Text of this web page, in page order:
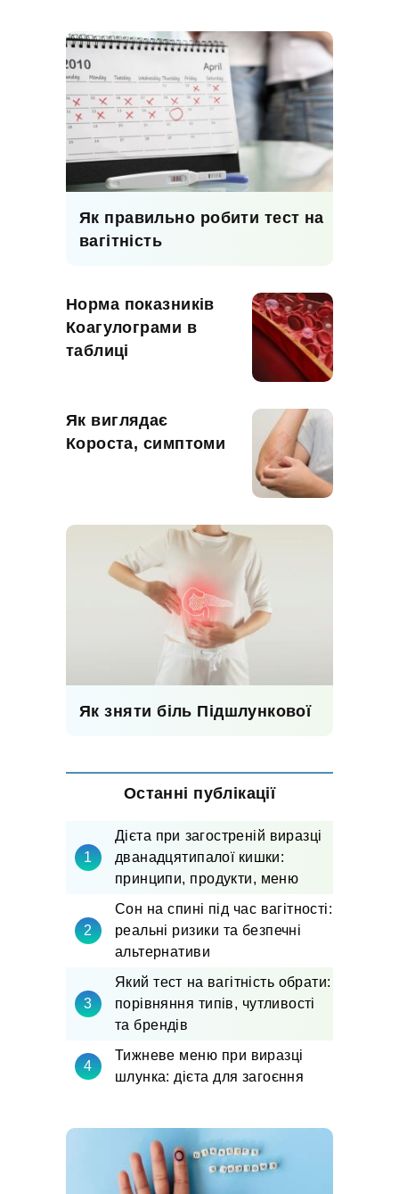
Як правильно робити тест на
вагітність
Норма показників
Коагулограми в
таблиці
Як виглядає
Короста, симптоми
Як зняти біль Підшлункової
Останні публікації
Дієта при загостреній виразці
дванадцятипалої кишки:
принципи, продукти, меню
Сон на спині під час вагітності:
реальні ризики та безпечні
альтернативи
Який тест на вагітність обрати:
порівняння типів, чутливості
та брендів
Тижневе меню при виразці
шлунка: дієта для загоєння